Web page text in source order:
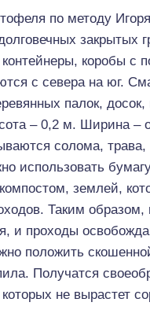
по методу
закрытых
контейнеры, коробы с
с севера на юг.
палок, досок,
– 0,2 м. Ширина –
солома, трава,
использовать
землей,
Таким образом,
и проходы
положить
Получатся
не вырастет